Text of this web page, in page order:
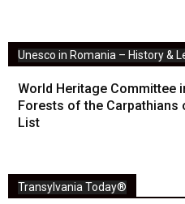
Unesco in Romania – History &
World Heritage Committee
Forests of the Carpathians
List
Transylvania Today®